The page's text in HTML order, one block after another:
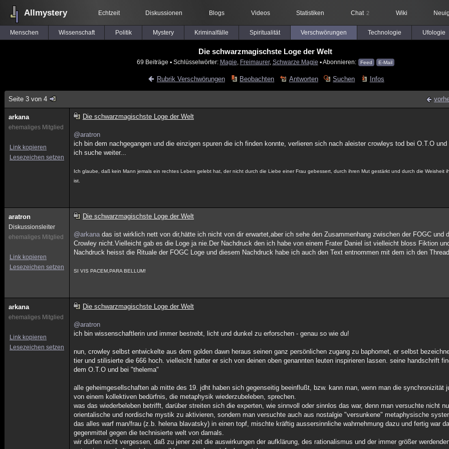
Allmystery Echtzeit Diskussionen Blogs Videos Statistiken Chat 2 Wiki
Menschen Wissenschaft Politik Mystery Kriminalfälle Spiritualität Verschwörungen Technologie Ufologie
Die schwarzmagischste Loge der Welt
69 Beiträge ▪ Schlüsselwörter: Magie Freimaurer, Schwarze Magie ▪ Abonnieren: Feed E-Mail
Rubrik Verschwörungen Beobachten Antworten Suchen Infos
Seite 3 von 4
arkana
ehemaliges Mitglied
Link kopieren
Lesezeichen setzen
Die schwarzmagischste Loge der Welt
@aratron
ich bin dem nachgegangen und die einzigen spuren die ich finden konnte, verlieren sich nach aleister crowleys tod bei O.T.O
ich suche weiter...
Ich glaube, daß kein Mann jemals ein rechtes Leben gelebt hat, der nicht durch die Liebe einer Frau gebessert, durch ihren Mut gestärkt und durch die Weisheit
ist.
aratron
Diskussionsleiter
ehemaliges Mitglied
Link kopieren
Lesezeichen setzen
Die schwarzmagischste Loge der Welt
@arkana das ist wirklich nett von dir,hätte ich nicht von dir erwartet,aber ich sehe den Zusammenhang zwischen der FOGC und
Crowley nicht.Vielleicht gab es die Loge ja nie.Der Nachdruck den ich habe von einem Frater Daniel ist vielleicht bloss Fiktion
Nachdruck heisst die Rituale der FOGC Loge und diesem Nachdruck habe ich auch den Text entnommen mit dem ich den
SI VIS PACEM,PARA BELLUM!
arkana
ehemaliges Mitglied
Link kopieren
Lesezeichen setzen
Die schwarzmagischste Loge der Welt
@aratron
ich bin wissenschaftlerin und immer bestrebt, licht und dunkel zu erforschen - genau so wie du!
nun, crowley selbst entwickelte aus dem golden dawn heraus seinen ganz persönlichen zugang zu baphomet, er selbst
tier und stilisierte die 666 hoch. vielleicht hatter er sich von deinen oben genannten leuten inspirieren lassen. seine handschrift
dem O.T.O und bei "thelema"
alle geheimgesellschaften ab mitte des 19. jdht haben sich gegenseitig beeinflußt, bzw. kann man, wenn man die synchronizität
von einem kollektiven bedürfnis, die metaphysik wiederzubeleben, sprechen.
was das wiederbeleben betrifft, darüber streiten sich die experten, wie sinnvoll oder sinnlos das war, denn man versuchte nicht
orientalische und nordische mystik zu aktivieren, sondern man versuchte auch aus nostalgie "versunkene" metaphysische
das alles warf man/frau (z.b. helena blavatsky) in einen topf, mischte kräftig aussersinnliche wahrnehmung dazu und fertig war
gegenmittel gegen die technisierte welt von damals.
wir dürfen nicht vergessen, daß zu jener zeit die auswirkungen der aufklärung, des rationalismus und der immer größer